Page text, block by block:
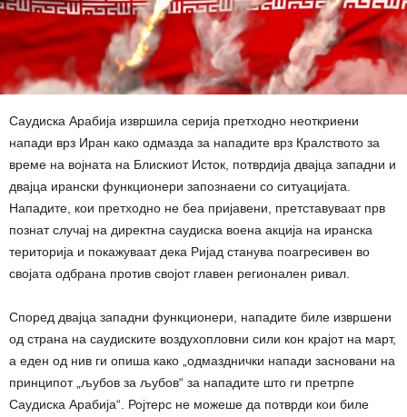
Саудиска Арабија извршила серија претходно неоткриени
напади врз Иран како одмазда за нападите врз Кралството за
време на војната на Блискиот Исток, потврдија двајца западни и
двајца ирански функционери запознаени со ситуацијата.
Нападите, кои претходно не беа пријавени, претставуваат прв
познат случај на директна саудиска воена акција на иранска
територија и покажуваат дека Ријад станува поагресивен во
својата одбрана против својот главен регионален ривал.
Според двајца западни функционери, нападите биле извршени
од страна на саудиските воздухопловни сили кон крајот на март,
а еден од нив ги опиша како „одмазднички напади засновани на
принципот „љубов за љубов“ за нападите што ги претрпе
Саудиска Арабија“. Ројтерс не можеше да потврди кои биле